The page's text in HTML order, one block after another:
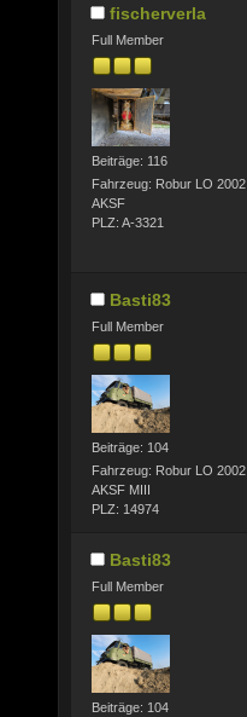
fischerverla
Full Member
Beiträge: 116
Fahrzeug: Robur LO 2002
AKSF
PLZ: A-3321
Basti83
Full Member
Beiträge: 104
Fahrzeug: Robur LO 2002
AKSF MIII
PLZ: 14974
Basti83
Full Member
Beiträge: 104